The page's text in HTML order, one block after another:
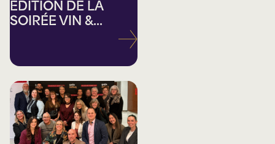
ÉDITION DE LA
SOIRÉE VIN &...